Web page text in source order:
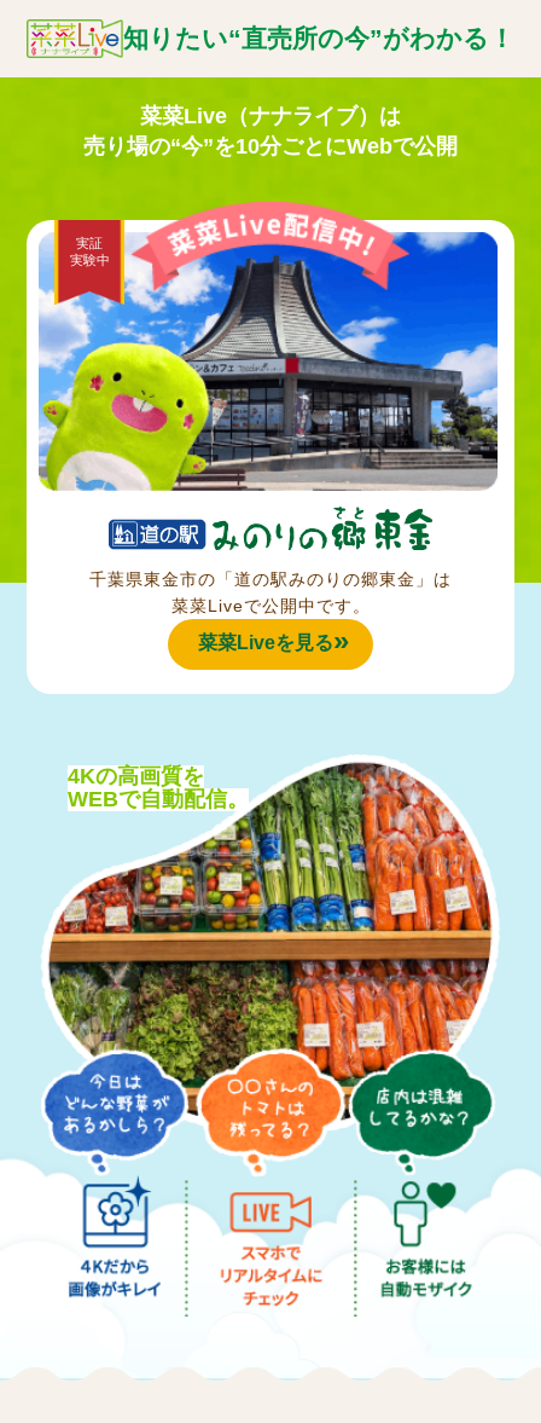
知りたい“直売所の今”がわかる！
菜菜Live（ナナライブ）は
売り場の“今”を10分ごとにWebで公開
実証
実験中
千葉県東金市の「道の駅みのりの郷東金」は
菜菜Liveで公開中です。
菜菜Liveを見る
4Kの高画質を
WEBで自動配信。